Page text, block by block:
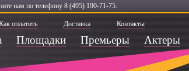
нам по телефону 8 (495) 190-71-75.
оплатить Доставка Контакты
Площадки Премьеры Актеры